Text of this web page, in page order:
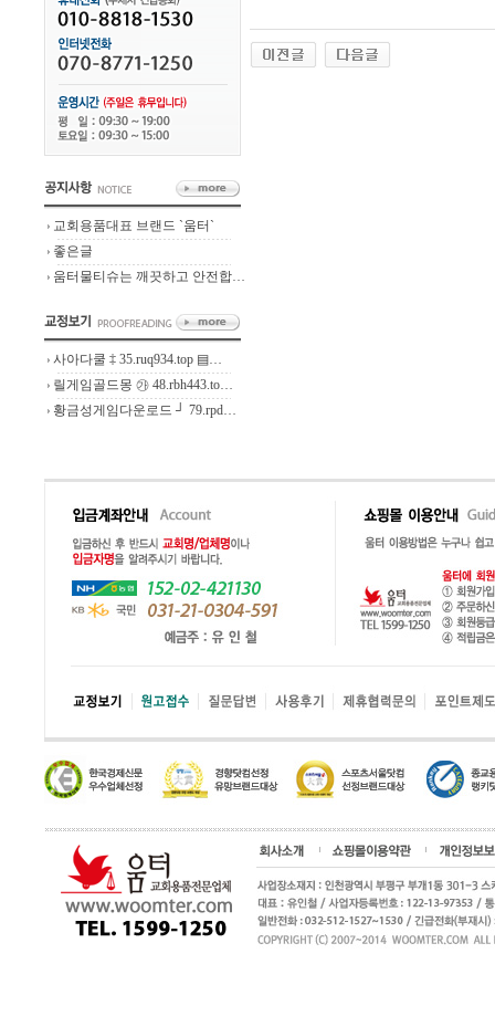
교회용품대표 브랜드 `움터`
좋은글
움터물티슈는 깨끗하고 안전합…
사아다쿨 ‡ 35.ruq934.top ▤…
릴게임골드몽 ㉮ 48.rbh443.to…
황금성게임다운로드 ┘ 79.rpd…